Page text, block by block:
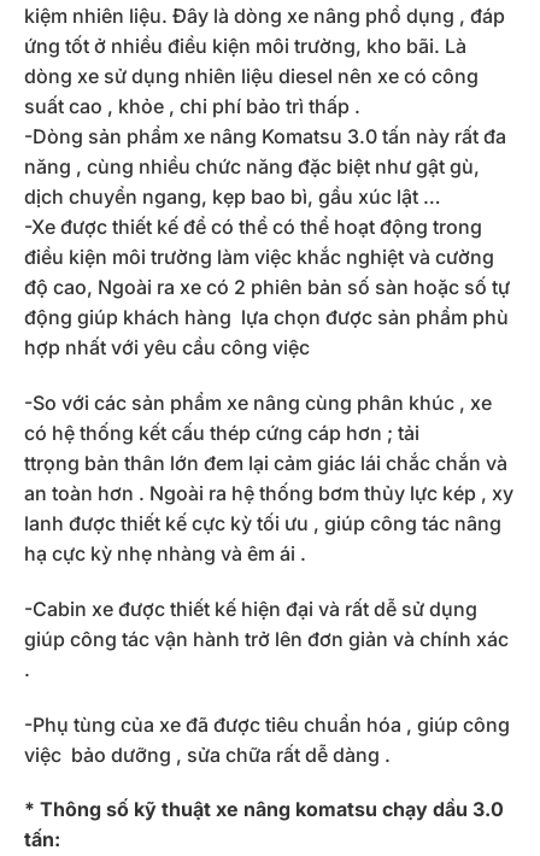
kiệm nhiên liệu. Đây là dòng xe nâng phổ dụng , đáp
ứng tốt ở nhiều điều kiện môi trường, kho bãi. Là
dòng xe sử dụng nhiên liệu diesel nên xe có công
suất cao , khỏe , chi phí bảo trì thấp .
-Dòng sản phẩm xe nâng Komatsu 3.0 tấn này rất đa
năng , cùng nhiều chức năng đặc biệt như gật gù,
dịch chuyển ngang, kẹp bao bì, gầu xúc lật …
-Xe được thiết kế để có thể có thể hoạt động trong
điều kiện môi trường làm việc khắc nghiệt và cường
độ cao, Ngoài ra xe có 2 phiên bản số sàn hoặc số tự
động giúp khách hàng lựa chọn được sản phẩm phù
hợp nhất với yêu cầu công việc
-So với các sản phẩm xe nâng cùng phân khúc , xe
có hệ thống kết cấu thép cứng cáp hơn ; tải
ttrọng bản thân lớn đem lại cảm giác lái chắc chắn và
an toàn hơn . Ngoài ra hệ thống bơm thủy lực kép , xy
lanh được thiết kế cực kỳ tối ưu , giúp công tác nâng
hạ cực kỳ nhẹ nhàng và êm ái .
-Cabin xe được thiết kế hiện đại và rất dễ sử dụng
giúp công tác vận hành trở lên đơn giản và chính xác
.
-Phụ tùng của xe đã được tiêu chuẩn hóa , giúp công
việc bảo dưỡng , sửa chữa rất dễ dàng .
* Thông số kỹ thuật xe nâng komatsu chạy dầu 3.0
tấn: